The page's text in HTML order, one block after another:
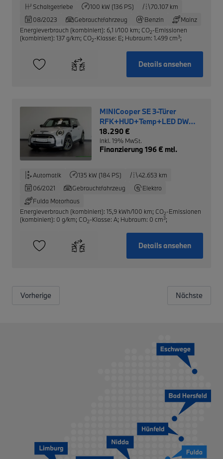
Schaltgetriebe 100 kW (136 PS)
70.107 km
08/2023
Gebrauchtfahrzeug Benzin
Mainz
Energieverbrauch (kombiniert): 6,1 l/100 km; CO2-Emissionen
(kombiniert): 137 g/km; CO2-Klasse: E; Hubraum: 1.499 cm3;
Details ansehen
MINICooper SE 3-Türer
RFK+HUD+Temp+LED DW
0,25%
18.290 €
inkl. 19% MwSt.
Finanzierung 196 € mtl.
Automatik 135 kW (184 PS)
42.653 km
06/2021
Gebrauchtfahrzeug
Elektro
Fulda Motorhaus
Energieverbrauch (kombiniert): 15,9 kWh/100 km; CO2-Emissionen
(kombiniert): 0 g/km; CO2-Klasse: A; Hubraum: 0 cm3;
Details ansehen
Vorherige Nächste